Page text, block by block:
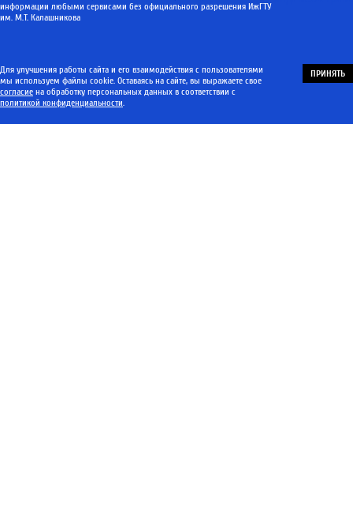
информации любыми сервисами без официального разрешения ИжГТУ
им. М.Т. Калашникова
Для улучшения работы сайта и его взаимодействия с пользователями
мы используем файлы cookie. Оставаясь на сайте, вы выражаете свое
согласие на обработку персональных данных в соответствии с
политикой конфиденциальности.
ПРИНЯТЬ